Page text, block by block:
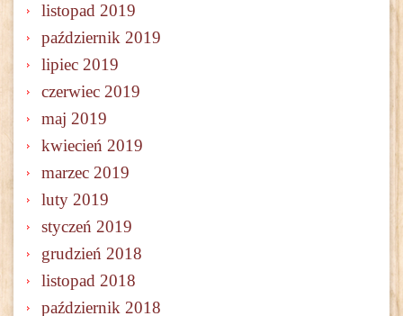
listopad 2019
październik 2019
lipiec 2019
czerwiec 2019
maj 2019
kwiecień 2019
marzec 2019
luty 2019
styczeń 2019
grudzień 2018
listopad 2018
październik 2018